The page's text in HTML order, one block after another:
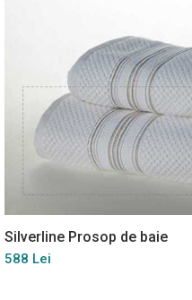
Silverline Prosop de baie
588 Lei